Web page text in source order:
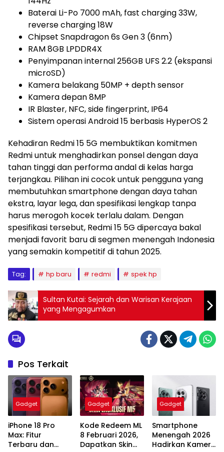
Baterai Li-Po 7000 mAh, fast charging 33W,
reverse charging 18W
Chipset Snapdragon 6s Gen 3 (6nm)
RAM 8GB LPDDR4X
Penyimpanan internal 256GB UFS 2.2 (ekspansi
microSD)
Kamera belakang 50MP + depth sensor
Kamera depan 8MP
IR Blaster, NFC, side fingerprint, IP64
Sistem operasi Android 15 berbasis HyperOS 2
Kehadiran Redmi 15 5G membuktikan komitmen
Redmi untuk menghadirkan ponsel dengan daya
tahan tinggi dan performa andal di kelas harga
terjangkau. Pilihan ini cocok untuk pengguna yang
membutuhkan smartphone dengan daya tahan
ekstra, layar lega, dan spesifikasi lengkap tanpa
harus merogoh kocek terlalu dalam. Dengan
spesifikasi tersebut, Redmi 15 5G dipercaya bakal
menjadi favorit baru di segmen menengah Indonesia
yang semakin kompetitif di tahun 2025.
Tag: hp baru redmi spek hp
Sultan Kutai: Sejarah dan Warisan Kerajaan
yang Mengagumkan
Pos Terkait
Gadget
iPhone 18 Pro
Max: Fitur
Terbaru dan
Gadget
Kode Redeem ML
8 Februari 2026,
Dapatkan Skin
Gadget
Smartphone
Menengah 2026
Hadirkan Kamera